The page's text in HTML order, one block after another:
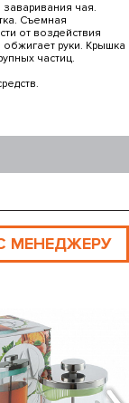
чая.
Съемная
от воздействия
руки. Крышка
частиц.
МЕНЕДЖЕРУ